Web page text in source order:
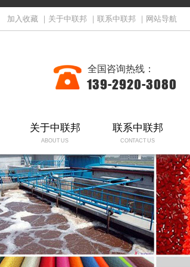
加入收藏 关于中联邦 联系中联邦 网站导航
全国咨询热线：
139-2920-3080
关于中联邦
ABOUT US
联系中联邦
CONTACT US